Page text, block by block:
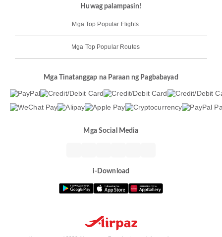
Huwag palampasin!
Mga Top Popular Flights
Mga Top Popular Routes
Mga Tinatanggap na Paraan ng Pagbabayad
Mga Social Media
i-Download